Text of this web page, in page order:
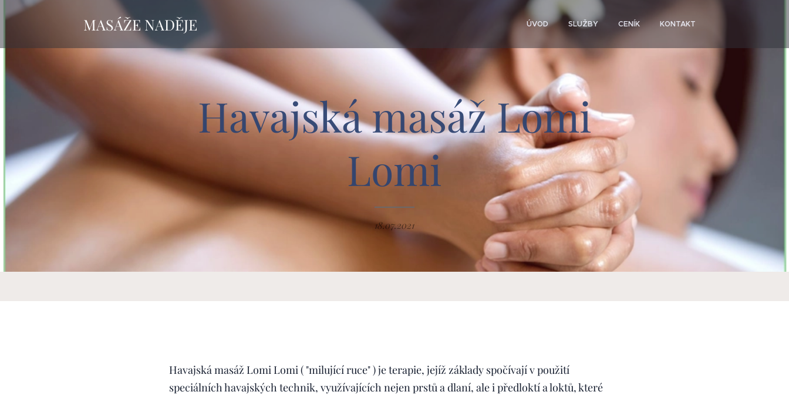
MASÁŽE NADĚJE ÚVOD SLUŽBY CENÍK KONTAKT
Havajská masáž Lomi
Lomi
18.07.2021
Havajská masáž Lomi Lomi ( "milující ruce" ) je terapie, jejíž základy spočívají v použití
speciálních havajských technik, využívajících nejen prstů a dlaní, ale i předloktí a loktů, které